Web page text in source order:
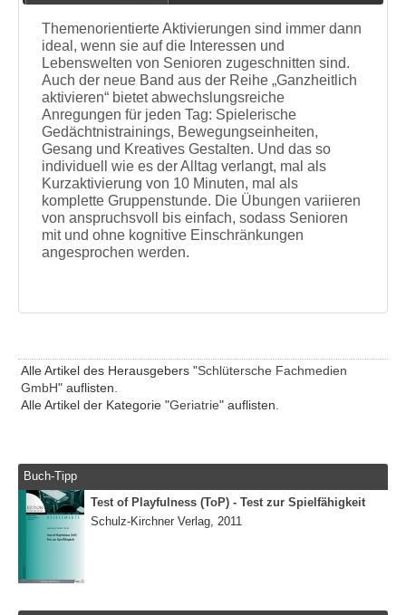
Themenorientierte Aktivierungen sind immer dann
ideal, wenn sie auf die Interessen und
Lebenswelten von Senioren zugeschnitten sind.
Auch der neue Band aus der Reihe „Ganzheitlich
aktivieren“ bietet abwechslungsreiche
Anregungen für jeden Tag: Spielerische
Gedächtnistrainings, Bewegungseinheiten,
Gesang und Kreatives Gestalten. Und das so
individuell wie es der Alltag verlangt, mal als
Kurzaktivierung von 10 Minuten, mal als
komplette Gruppenstunde. Die Übungen variieren
von anspruchsvoll bis einfach, sodass Senioren
mit und ohne kognitive Einschränkungen
angesprochen werden.
Alle Artikel des Herausgebers "Schlütersche Fachmedien
GmbH" auflisten.
Alle Artikel der Kategorie "Geriatrie" auflisten.
Buch-Tipp
Test of Playfulness (ToP) - Test zur Spielfähigkeit
Schulz-Kirchner Verlag, 2011